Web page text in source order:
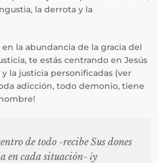
la derrota y la
la abundancia de la gracia del
te estás centrando en Jesús
la justicia personificadas (ver
toda adicción, todo demonio, tiene
de todo -recibe Sus dones
en cada situación- ¡y